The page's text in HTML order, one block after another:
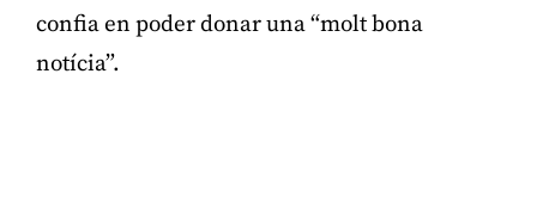
confia en poder donar una “molt bona
notícia”.